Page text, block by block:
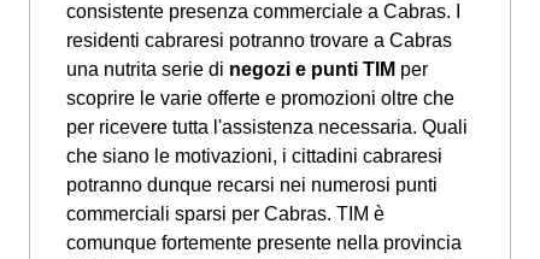
consistente presenza commerciale a Cabras. I
residenti cabraresi potranno trovare a Cabras
una nutrita serie di negozi e punti TIM per
scoprire le varie offerte e promozioni oltre che
per ricevere tutta l'assistenza necessaria. Quali
che siano le motivazioni, i cittadini cabraresi
potranno dunque recarsi nei numerosi punti
commerciali sparsi per Cabras. TIM è
comunque fortemente presente nella provincia